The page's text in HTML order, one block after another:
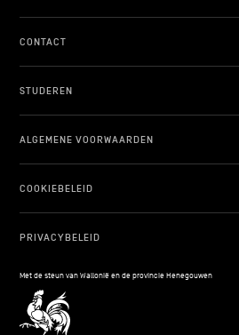
CONTACT
STUDEREN
ALGEMENE VOORWAARDEN
COOKIEBELEID
PRIVACYBELEID
Met de steun van Wallonië en de provincie Henegouwen